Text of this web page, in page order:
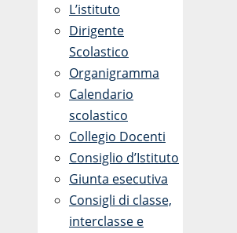
n
t
m
e
n
t
o
a
d
n
a
n
z
a
L’istituto
Dirigente
Scolastico
Organigramma
Calendario
scolastico
Collegio Docenti
Consiglio d’Istituto
Giunta esecutiva
Consigli di classe,
interclasse e